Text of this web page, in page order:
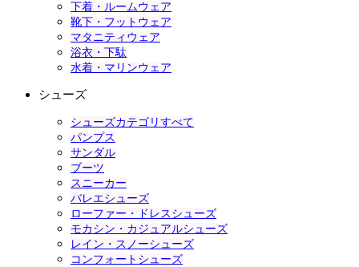
下着・ルームウェア
靴下・フットウェア
マタニティウェア
浴衣・下駄
水着・マリンウェア
シューズ
シューズカテゴリすべて
パンプス
サンダル
ブーツ
スニーカー
バレエシューズ
ローファー・ドレスシューズ
モカシン・カジュアルシューズ
レイン・スノーシューズ
コンフォートシューズ